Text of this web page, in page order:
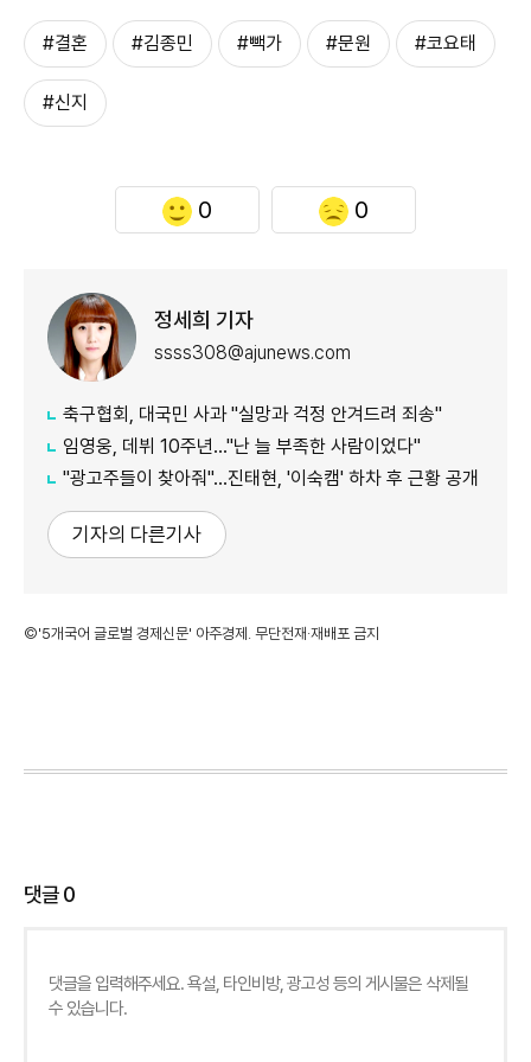
#결혼 #김종민 #빽가 #문원 #코요태
#신지
0 0
정세희 기자
ssss308@ajunews.com
축구협회, 대국민 사과 "실망과 걱정 안겨드려 죄송"
임영웅, 데뷔 10주년…"난 늘 부족한 사람이었다"
"광고주들이 찾아줘"…진태현, '이숙캠' 하차 후 근황 공개
기자의 다른기사
©'5개국어 글로벌 경제신문' 아주경제. 무단전재·재배포 금지
댓글0